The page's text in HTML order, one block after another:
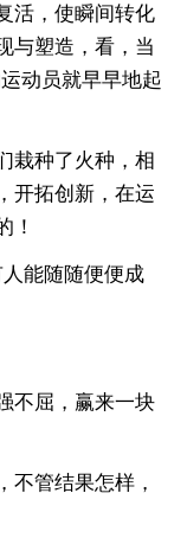
，使瞬间转化
与塑造，看，当
动员就早早地起
种了火种，相
开拓创新，在运
！
能随随便便成
屈，赢来一块
管结果怎样，